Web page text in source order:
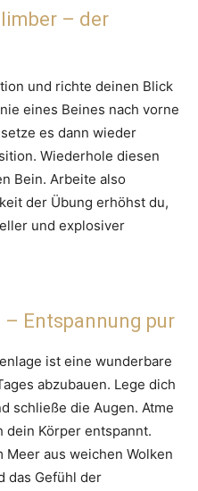
– der
und richte deinen Blick
eines Beines nach vorne
es dann wieder
Wiederhole diesen
Bein. Arbeite also
der Übung erhöhst du,
und explosiver
– Entspannung pur
ist eine wunderbare
abzubauen. Lege dich
schließe die Augen. Atme
Körper entspannt.
aus weichen Wolken
das Gefühl der